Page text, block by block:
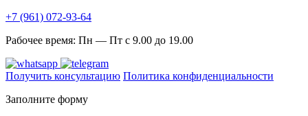
+7 (961) 072-93-64
Рабочее время: Пн — Пт с 9.00 до 19.00
Получить консультацию Политика конфиденциальности
Заполните форму